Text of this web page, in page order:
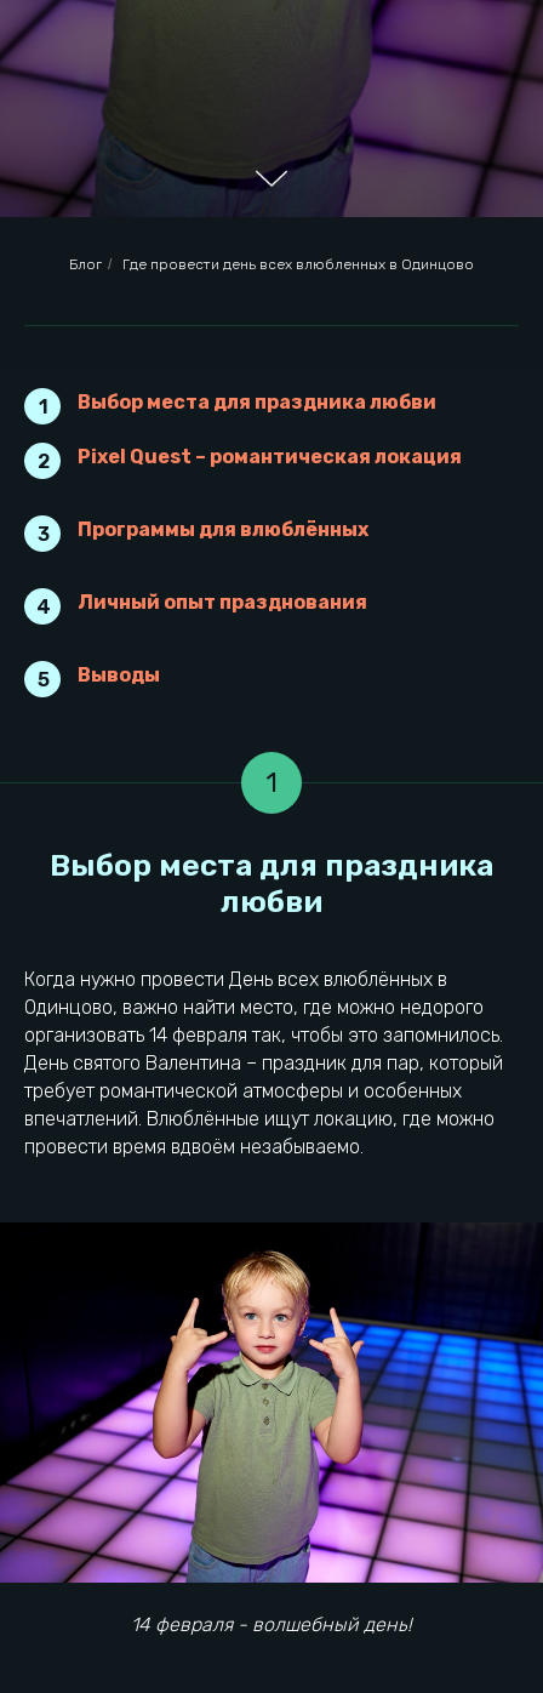
Блог / Где провести день всех влюбленных в Одинцово
1 Выбор места для праздника любви
2 Pixel Quest – романтическая локация
3 Программы для влюблённых
4 Личный опыт празднования
5 Выводы
1
Выбор места для праздника
Когда нужно провести День всех влюблённых в
Одинцово, важно найти место, где можно недорого
организовать 14 февраля так, чтобы это запомнилось.
День святого Валентина – праздник для пар, который
требует романтической атмосферы и особенных
впечатлений. Влюблённые ищут локацию, где можно
провести время вдвоём незабываемо.
14 февраля - волшебный день!
Pixel Quest – романтическая
локация
Программы для влюблённых